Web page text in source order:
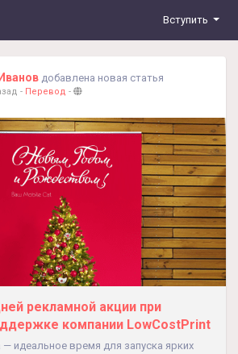
Вступить
добавлена новая статья
- Перевод -
рекламной акции при
компании LowCostPrint
идеальное время для запуска ярких